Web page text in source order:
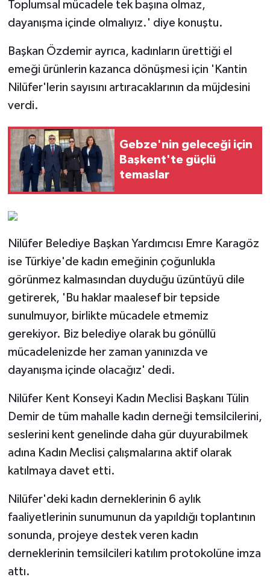
Toplumsal mücadele tek başına olmaz,
dayanışma içinde olmalıyız.' diye konuştu.
Başkan Özdemir ayrıca, kadınların ürettiği el
emeği ürünlerin kazanca dönüşmesi için 'Kantin
Nilüfer'lerin sayısını artıracaklarının da müjdesini
verdi.
Gebze'nin geleceği için
Başkent'te güçlü
temaslar
Nilüfer Belediye Başkan Yardımcısı Emre Karagöz
ise Türkiye'de kadın emeğinin çoğunlukla
görünmez kalmasından duyduğu üzüntüyü dile
getirerek, 'Bu haklar maalesef bir tepside
sunulmuyor, birlikte mücadele etmemiz
gerekiyor. Biz belediye olarak bu gönüllü
mücadelenizde her zaman yanınızda ve
dayanışma içinde olacağız' dedi.
Nilüfer Kent Konseyi Kadın Meclisi Başkanı Tülin
Demir de tüm mahalle kadın derneği temsilcilerini,
seslerini kent genelinde daha gür duyurabilmek
adına Kadın Meclisi çalışmalarına aktif olarak
katılmaya davet etti.
Nilüfer'deki kadın derneklerinin 6 aylık
faaliyetlerinin sunumunun da yapıldığı toplantının
sonunda, projeye destek veren kadın
derneklerinin temsilcileri katılım protokolüne imza
attı.